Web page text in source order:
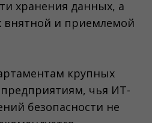
хранения данных, а
внятной и приемлемой
крупных
чья ИТ-
безопасности не